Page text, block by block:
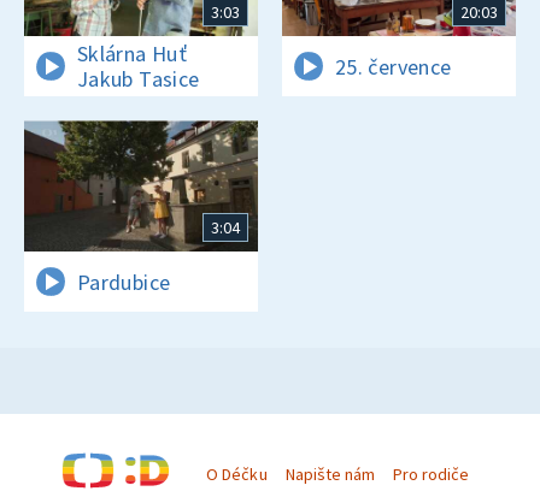
3:03
Sklárna Huť
Jakub Tasice
20:03
25. července
3:04
Pardubice
O Déčku Napište nám Pro rodiče